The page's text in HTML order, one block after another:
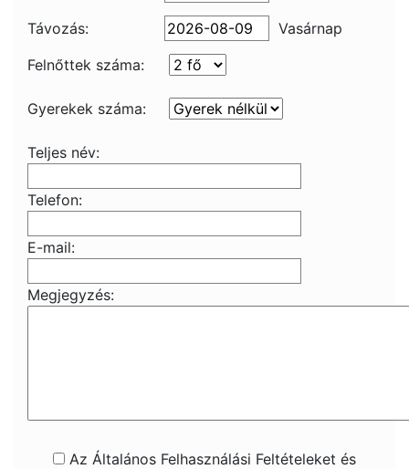
Távozás:
Vasárnap
Felnőttek száma:
Gyerekek száma:
Teljes név:
Telefon:
E-mail:
Megjegyzés:
Az Általános Felhasználási Feltételeket és